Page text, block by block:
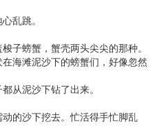
乱跳。
子螃蟹，蟹壳两头尖尖的那种。
海滩泥沙下的螃蟹们，好像忽然
从泥沙下钻了出来。
的沙下挖去。忙活得手忙脚乱